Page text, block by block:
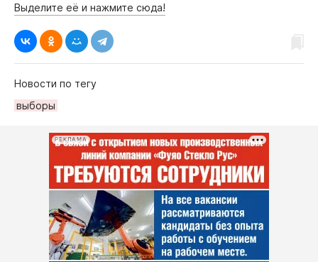
Выделите её и нажмите сюда!
Новости по тегу
выборы
РЕКЛАМА